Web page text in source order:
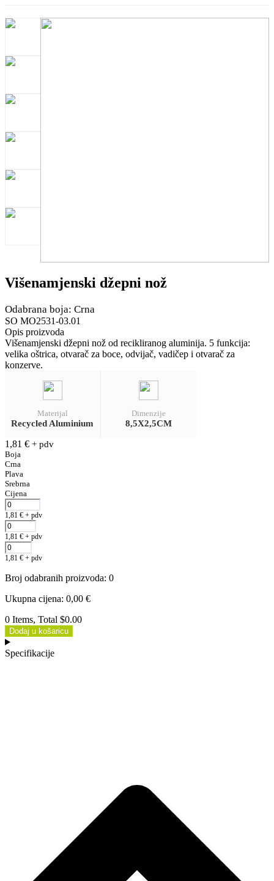
Višenamjenski džepni nož
Odabrana boja: Crna
SO MO2531-03.01
Opis proizvoda
Višenamjenski džepni nož od recikliranog aluminija. 5 funkcija:
velika oštrica, otvarač za boce, odvijač, vadičep i otvarač za
konzerve.
Materijal
Recycled Aluminium
Dimenzije
8,5X2,5CM
1,81 € + pdv
Boja
Crna
Plava
Srebrna
Cijena
1,81 € + pdv
1,81 € + pdv
1,81 € + pdv
Broj odabranih proizvoda: 0
Ukupna cijena: 0,00 €
0 Items, Total $0.00
Dodaj u košaricu
Specifikacije